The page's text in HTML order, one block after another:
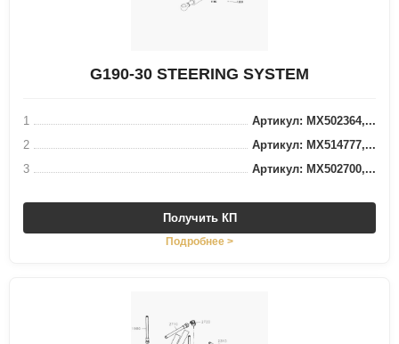
G190-30 STEERING SYSTEM
1
Артикул: MX502364,...
2
Артикул: MX514777,...
3
Артикул: MX502700,...
Получить КП
Подробнее >